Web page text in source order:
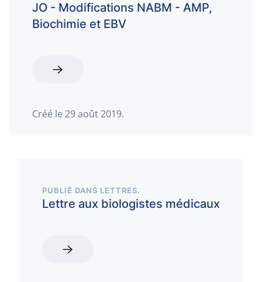
JO - Modifications NABM - AMP,
Biochimie et EBV
Créé le 29 août 2019.
PUBLIÉ DANS LETTRES.
Lettre aux biologistes médicaux